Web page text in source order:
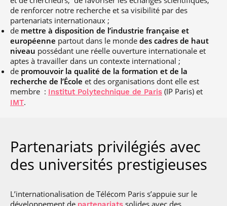
de renforcer notre recherche et sa visibilité par des
partenariats internationaux ;
de mettre à disposition de l’industrie française et
européenne partout dans le monde des cadres de haut
niveau possédant une réelle ouverture internationale et
aptes à travailler dans un contexte international ;
de promouvoir la qualité de la formation et de la
recherche de l’École et des organisations dont elle est
membre : Institut Polytechnique de Paris (IP Paris) et
IMT.
Partenariats privilégiés avec
des universités prestigieuses
L’internationalisation de Télécom Paris s’appuie sur le